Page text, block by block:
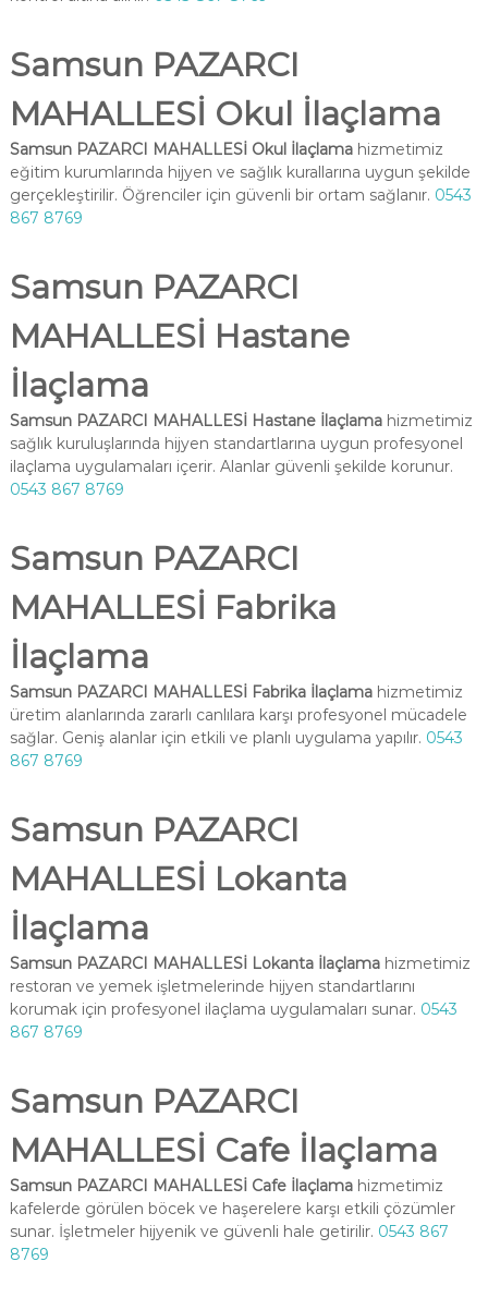
Samsun PAZARCI
MAHALLESİ Okul İlaçlama
Samsun PAZARCI MAHALLESİ Okul İlaçlamahizmetimiz
eğitim kurumlarında hijyen ve sağlık kurallarına uygun şekilde
gerçekleştirilir. Öğrenciler için güvenli bir ortam sağlanır. 0543
867 8769
Samsun PAZARCI
MAHALLESİ Hastane
İlaçlama
Samsun PAZARCI MAHALLESİ Hastane İlaçlamahizmetimiz
sağlık kuruluşlarında hijyen standartlarına uygun profesyonel
ilaçlama uygulamaları içerir. Alanlar güvenli şekilde korunur.
0543 867 8769
Samsun PAZARCI
MAHALLESİ Fabrika
İlaçlama
Samsun PAZARCI MAHALLESİ Fabrika İlaçlamahizmetimiz
üretim alanlarında zararlı canlılara karşı profesyonel mücadele
sağlar. Geniş alanlar için etkili ve planlı uygulama yapılır. 0543
867 8769
Samsun PAZARCI
MAHALLESİ Lokanta
İlaçlama
Samsun PAZARCI MAHALLESİ Lokanta İlaçlamahizmetimiz
restoran ve yemek işletmelerinde hijyen standartlarını
korumak için profesyonel ilaçlama uygulamaları sunar. 0543
867 8769
Samsun PAZARCI
MAHALLESİ Cafe İlaçlama
Samsun PAZARCI MAHALLESİ Cafe İlaçlamahizmetimiz
kafelerde görülen böcek ve haşerelere karşı etkili çözümler
sunar. İşletmeler hijyenik ve güvenli hale getirilir. 0543 867
8769